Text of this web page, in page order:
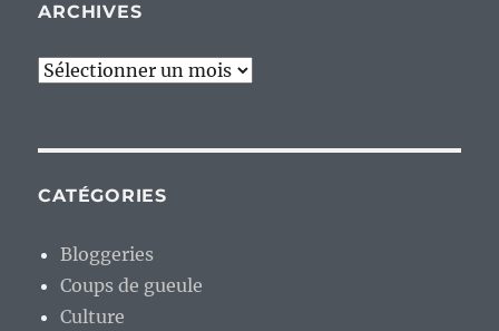
ARCHIVES
Archives
CATÉGORIES
Bloggeries
Coups de gueule
Culture